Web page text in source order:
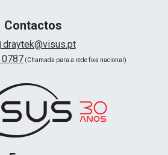
Contactos
draytek@visus.pt
0787 (Chamada para a rede fixa nacional)